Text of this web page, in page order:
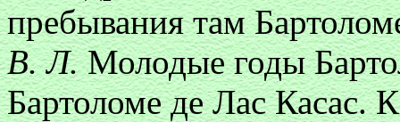
пребывания там
В. Л.Молодые годы
Бартоломе де Лас Касас.